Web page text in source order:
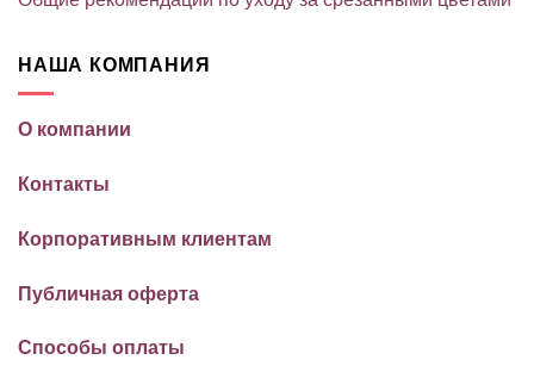
НАША КОМПАНИЯ
О компании
Контакты
Корпоративным клиентам
Публичная оферта
Способы оплаты